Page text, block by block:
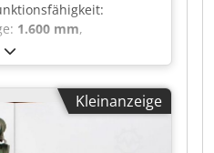
1.600 mm,
, Gesamtbreite:
, Auswurfhöhe:1.290
Ihnen hier einen
Maschine kann in
und unter Strom
mehrere
Kleinanzeige